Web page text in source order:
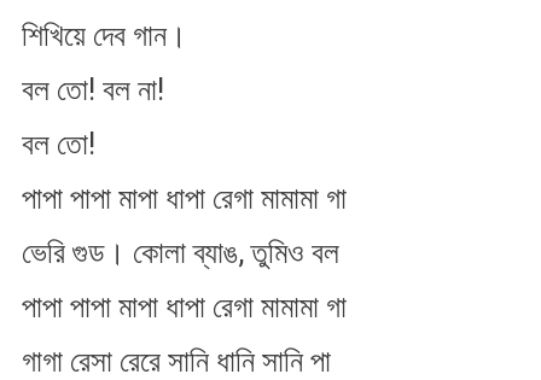
শিখিয়ে দেব গান।
বল তো! বল না!
বল তো!
পাপা পাপা মাপা ধাপা রেগা মামামা গা
ভেরি গুড। কোলা ব্যাঙ, তুমিও বল​
পাপা পাপা মাপা ধাপা রেগা মামামা গা
গাগা রেসা রেরে সানি ধানি সানি পা